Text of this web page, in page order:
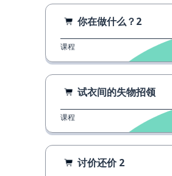
你在做什么？2
课程
试衣间的失物招领
课程
讨价还价 2